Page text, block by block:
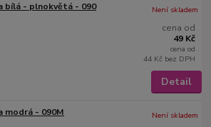
bílá - plnokvětá - 090
cena od
49 Kč
cena od
44 Kč bez DPH
Není skladem
Detail
modrá - 090M
Není skladem